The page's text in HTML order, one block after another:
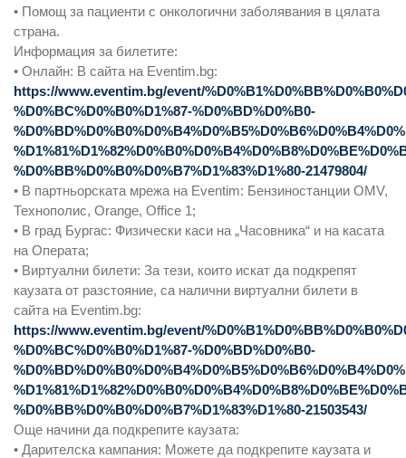
• Помощ за пациенти с онкологични заболявания в цялата
страна.
Информация за билетите:
• Онлайн: В сайта на Eventim.bg:
https://www.eventim.bg/event/
%D0%BC%D0%B0%D1%87-%D0%BD%D0%B0-
%D0%BB%D0%B0%D0%B7%D1%83%D1%80-21479804/
• В партньорската мрежа на Eventim: Бензиностанции OMV,
Технополис, Orange, Office 1;
• В град Бургас: Физически каси на „Часовника“ и на касата
на Операта;
• Виртуални билети: За тези, които искат да подкрепят
каузата от разстояние, са налични виртуални билети в
сайта на Eventim.bg:
https://www.eventim.bg/event/
%D0%BC%D0%B0%D1%87-%D0%BD%D0%B0-
%D0%BB%D0%B0%D0%B7%D1%83%D1%80-21503543/
Още начини да подкрепите каузата:
• Дарителска кампания: Можете да подкрепите каузата и